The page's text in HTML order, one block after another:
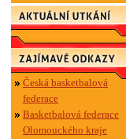
Česká basketbalová
federace
Basketbalová federace
Olomouckého kraje